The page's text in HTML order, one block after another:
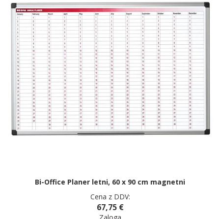
Bi-Office Planer letni, 60 x 90 cm magnetni
Cena z DDV:
67,75 €